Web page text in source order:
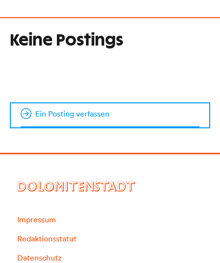
Keine Postings
Ein Posting verfassen
DOLOMITENSTADT
Impressum
Redaktionsstatut
Datenschutz